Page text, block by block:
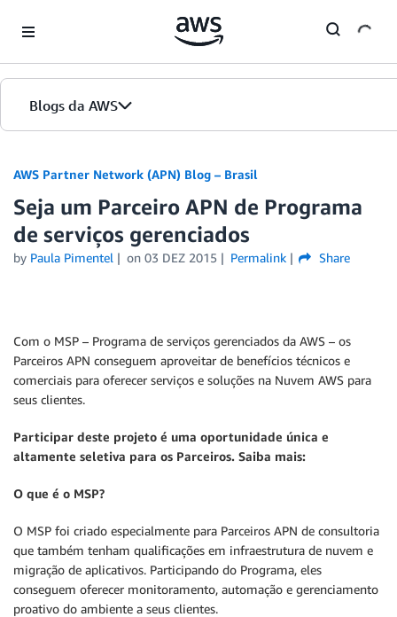
Blogs da AWS
Edições
AWS Partner Network (APN) Blog – Brasil
Seja um Parceiro APN de Programa
de serviços gerenciados
by Paula Pimentel on 03 DEZ 2015 Permalink Share
Com o MSP – Programa de serviços gerenciados da AWS – os
Parceiros APN conseguem aproveitar de benefícios técnicos e
comerciais para oferecer serviços e soluções na Nuvem AWS para
seus clientes.
Participar deste projeto é uma oportunidade única e
altamente seletiva para os Parceiros. Saiba mais:
O que é o MSP?
O MSP foi criado especialmente para Parceiros APN de consultoria
que também tenham qualificações em infraestrutura de nuvem e
migração de aplicativos. Participando do Programa, eles
conseguem oferecer monitoramento, automação e gerenciamento
proativo do ambiente a seus clientes.